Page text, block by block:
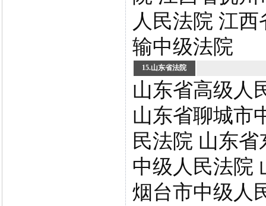
人民法院 江
输中级法院
15.山东省法院
山东省高级人
山东省聊城市
民法院 山东
中级人民法院
烟台市中级人